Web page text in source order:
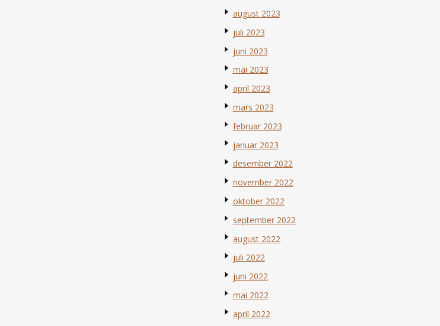
august 2023
juli 2023
juni 2023
mai 2023
april 2023
mars 2023
februar 2023
januar 2023
desember 2022
november 2022
oktober 2022
september 2022
august 2022
juli 2022
juni 2022
mai 2022
april 2022